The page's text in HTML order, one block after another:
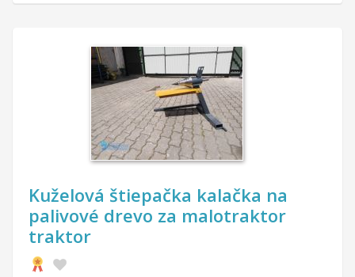
Kuželová štiepačka kalačka na
palivové drevo za malotraktor
traktor